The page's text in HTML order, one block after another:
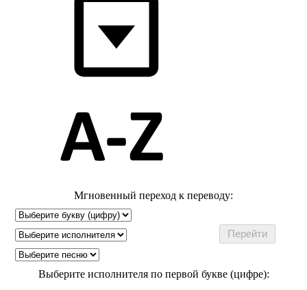
Мгновенный переход к переводу:
Выберите исполнителя по первой букве (цифре):